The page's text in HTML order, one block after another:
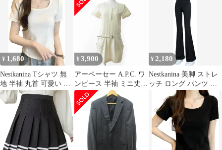
レディース ストレッチ
夏 スリム トップス 薄
手 涼感 柔らかい 肌触
り TSHT058( ネイビー,
レディース ストレッチ
夏 スリム トップス 薄
手 涼感 柔らかい 肌触
り TSHT058( ネイビー,
インナー 無地 丸首 ト
ップス Tシャツ ロンT
ストレッチ スリム タイ
ト 上品 着やせ レディ
ース TSHT045( ホワイ
ト, L)
¥ 1,680
Nestkanina Tシャツ 無
地 半袖 丸首 可愛い カ
ットソー シンプル おし
ゃれ レディース ストレ
ッチ 夏 スリム トップ
ス 白 黒 薄手 涼感 柔ら
かい 肌触り TSHT064(
ホワイト, M)
¥3,900
アーペーセー A.P.C. ワ
ンピース 半袖 ミニ丈
グラフチェック ベルト
付き XS ベージュ 0116
STK
¥ 2,180
Nestkanina 美脚 ストレ
ッチ ロング パンツ レ
ディース フレア 脚長
美尻 細見え シルエット